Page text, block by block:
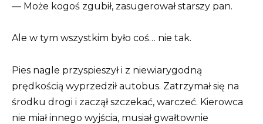
— Może kogoś zgubił, zasugerował starszy pan.
Ale w tym wszystkim było coś… nie tak.
Pies nagle przyspieszył i z niewiarygodną
prędkością wyprzedził autobus. Zatrzymał się na
środku drogi i zaczął szczekać, warczeć. Kierowca
nie miał innego wyjścia, musiał gwałtownie